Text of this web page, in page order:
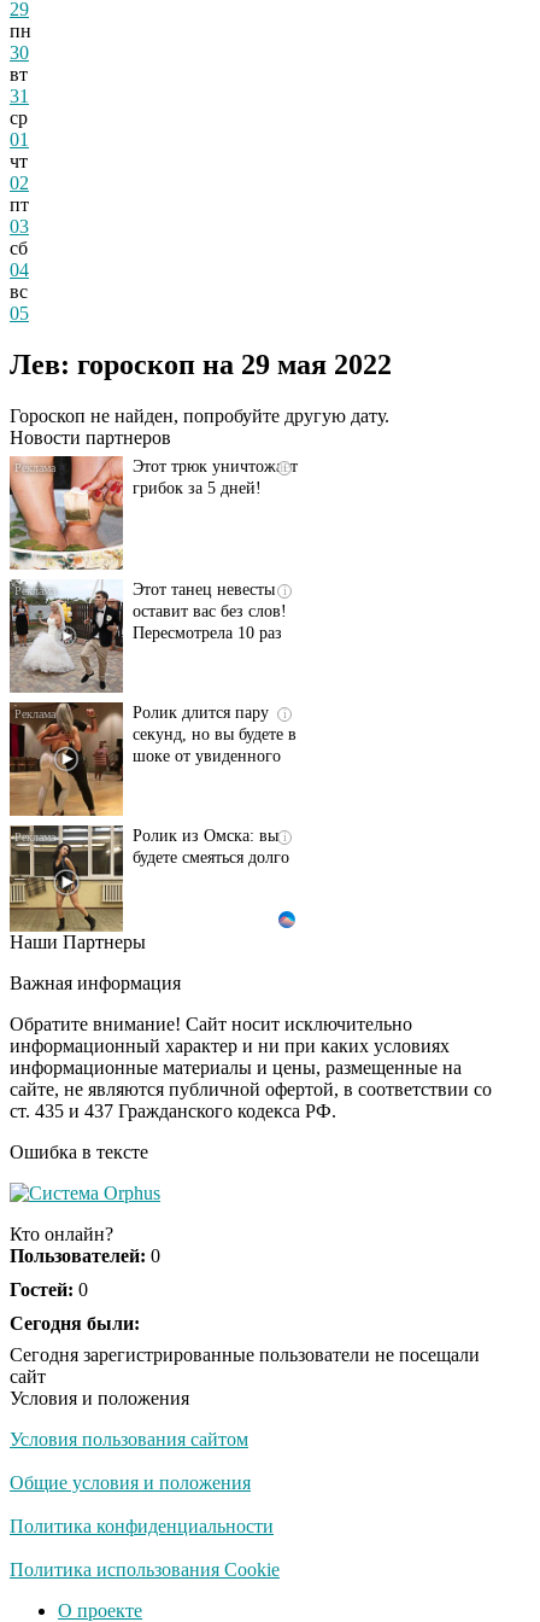
29
пн
30
вт
31
ср
01
чт
02
пт
03
сб
04
вс
05
Лев: гороскоп на 29 мая 2022
Гороскоп не найден, попробуйте другую дату.
Новости партнеров
запущенный грибок
исчезнет с корнем,
i
Этот трюк уничтожает
грибок за 5 дней!
i
Этот танец невесты
оставит вас без слов!
Пересмотрела 10 раз
i
Ролик длится пару
секунд, но вы будете в
шоке от увиденного
i
Ролик из Омска: вы
будете смеяться долго
Ржу не переставая, это
не раз
i
Скрытая камера на
пляже Крыма: Что
люди вытворяют, когда
Ролик длится
долго
Королева вагона
оставит равнодушным
Экс-бойфренд дочери
из-за макарон
Забывший о
Плющенко отправляет
Наши Партнеры
Важная информация
Обратите внимание! Сайт носит исключительно
информационный характер и ни при каких условиях
информационные материалы и цены, размещенные на
сайте, не являются публичной офертой, в соответствии со
ст. 435 и 437 Гражданского кодекса РФ.
Ошибка в тексте
Кто онлайн?
Пользователей: 0
Гостей: 0
Сегодня были:
Сегодня зарегистрированные пользователи не посещали
сайт
Условия и положения
Условия пользования сайтом
Общие условия и положения
Политика конфиденциальности
Политика использования Cookie
О проекте